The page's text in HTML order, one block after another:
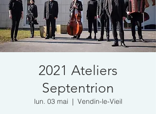
2021 Ateliers
Septentrion
lun. 03 mai
  |
Vendin-le-Vieil